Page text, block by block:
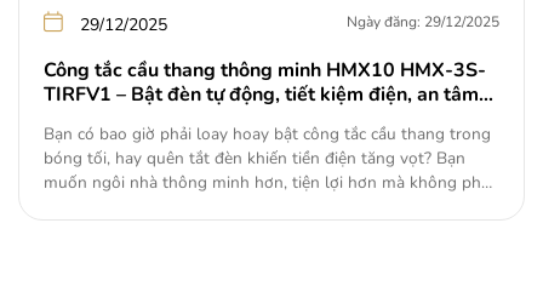
29/12/2025 Ngày đăng: 29/12/2025
Công tắc cầu thang thông minh HMX10 HMX-3S-
TIRFV1 – Bật đèn tự động, tiết kiệm điện, an tâm
Bạn có bao giờ phải loay hoay bật công tắc cầu thang trong
bóng tối, hay quên tắt đèn khiến tiền điện tăng vọt? Bạn
muốn ngôi nhà thông minh hơn, tiện lợi hơn mà không phải